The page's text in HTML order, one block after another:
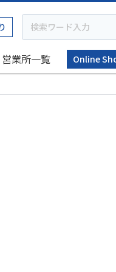
営業所一覧
Online